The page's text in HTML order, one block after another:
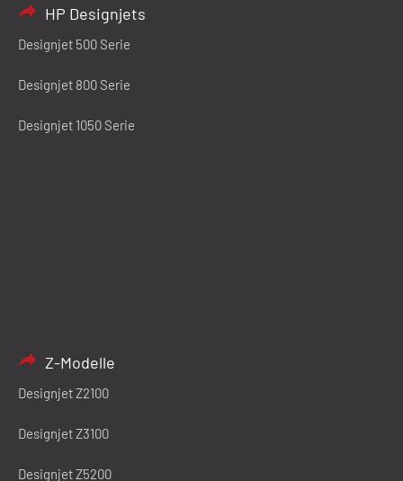
HP Designjets
Designjet 500 Serie
Designjet 800 Serie
Designjet 1050 Serie
Z-Modelle
Designjet Z2100
Designjet Z3100
Designjet Z5200